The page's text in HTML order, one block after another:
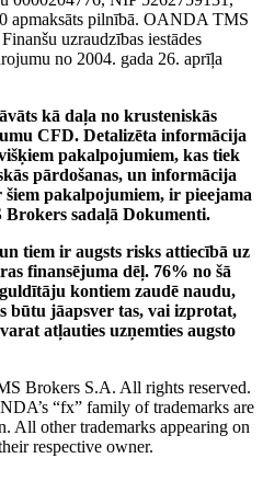
apmaksāts pilnībā. OANDA TMS
uzraudzības iestādes
no 2004. gada 26. aprīļa
kā daļa no krusteniskās
CFD. Detalizēta informācija
pakalpojumiem, kas tiek
pārdošanas, un informācija
šiem pakalpojumiem, ir pieejama
sadaļā Dokumenti.
tiem ir augsts risks attiecībā uz
finansējuma dēļ. 76% no šā
kontiem zaudē naudu,
būtu jāapsver tas, vai izprotat,
atļauties uzņemties augsto
Brokers S.A. All rights reserved.
“fx” family of trademarks are
other trademarks appearing on
respective owner.